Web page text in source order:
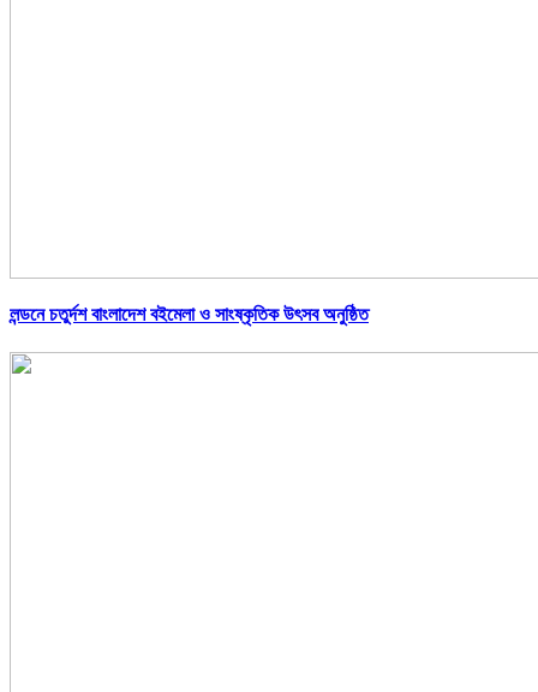
লন্ডনে চতুর্দশ বাংলাদেশ বইমেলা ও সাংষ্কৃতিক উৎসব অনুষ্ঠিত